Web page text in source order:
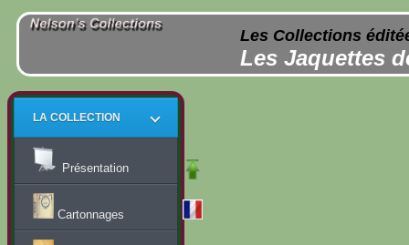
Les Collections
Les Jaquettes
LA COLLECTION
Présentation
Cartonnages